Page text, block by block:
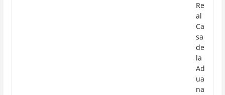
Re
al
Ca
sa
de
la
Ad
ua
na